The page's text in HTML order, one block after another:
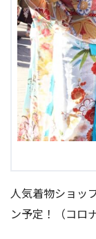
人気着物ショッ
ン予定！（コロ